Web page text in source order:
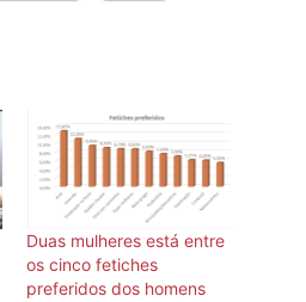
Duas mulheres está entre
os cinco fetiches
preferidos dos homens